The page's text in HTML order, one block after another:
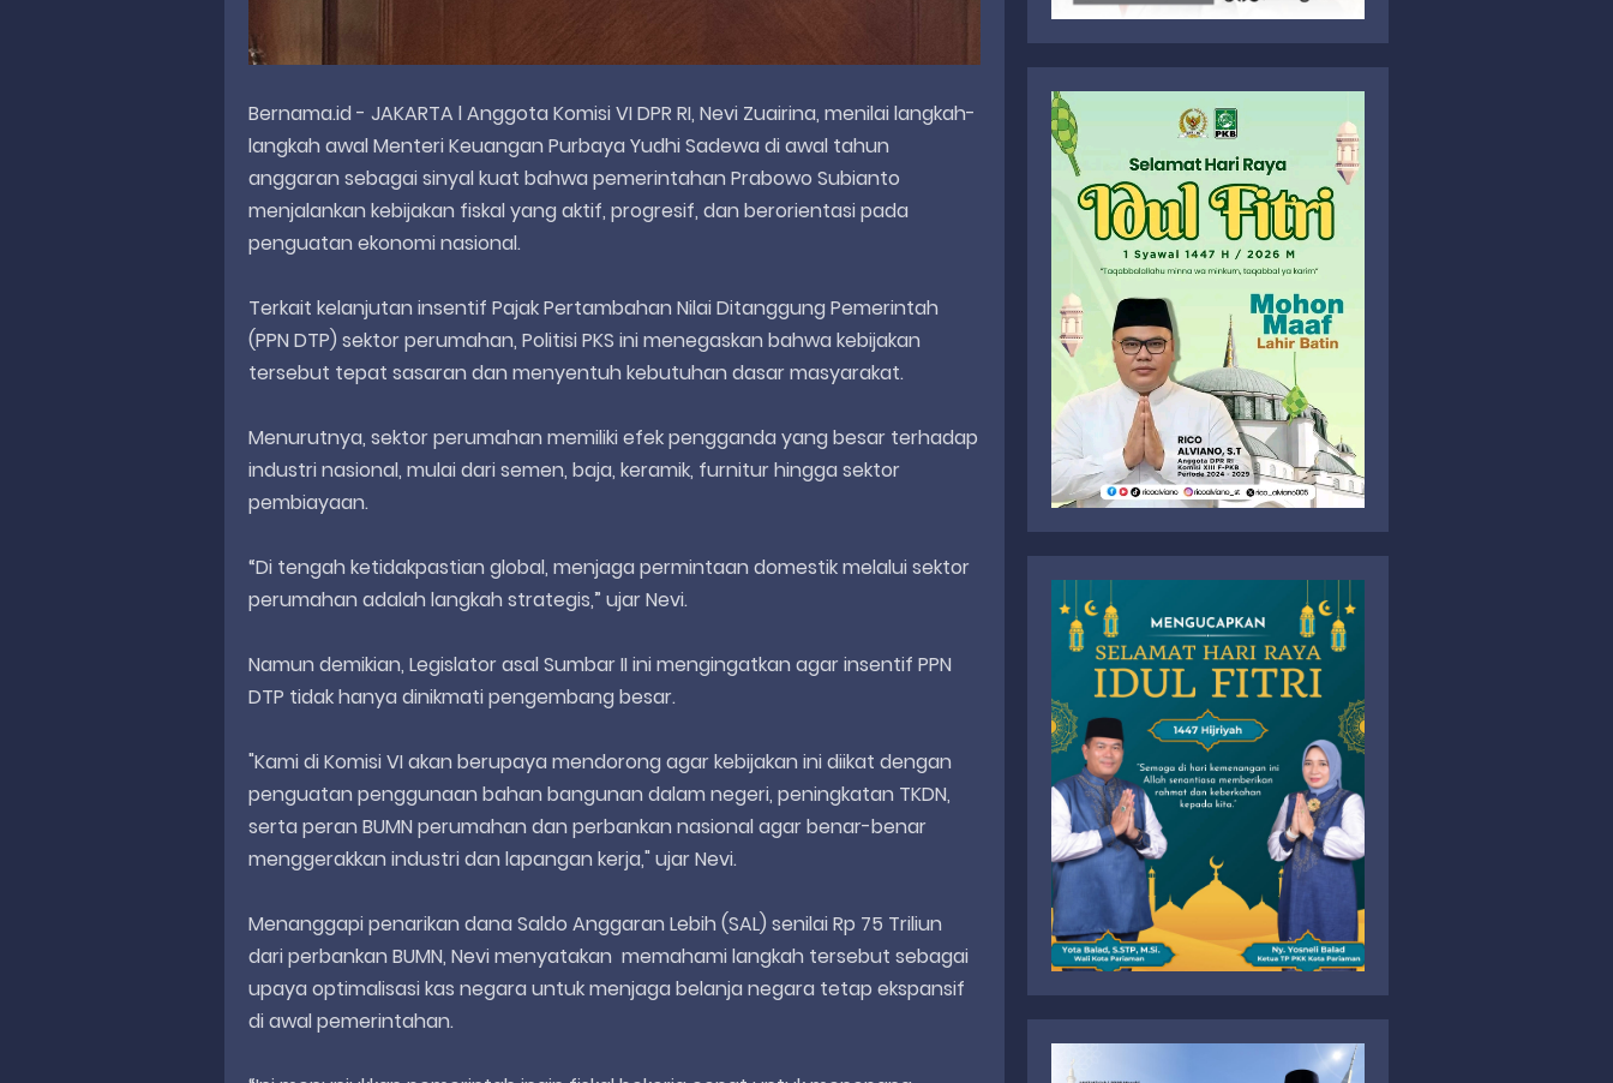
Bernama.id - JAKARTA l Anggota Komisi VI DPR RI, Nevi Zuairina, menilai langkah-
langkah awal Menteri Keuangan Purbaya Yudhi Sadewa di awal tahun
anggaran sebagai sinyal kuat bahwa pemerintahan Prabowo Subianto
menjalankan kebijakan fiskal yang aktif, progresif, dan berorientasi pada
penguatan ekonomi nasional.
Terkait kelanjutan insentif Pajak Pertambahan Nilai Ditanggung Pemerintah
(PPN DTP) sektor perumahan, Politisi PKS ini menegaskan bahwa kebijakan
tersebut tepat sasaran dan menyentuh kebutuhan dasar masyarakat.
Menurutnya, sektor perumahan memiliki efek pengganda yang besar terhadap
industri nasional, mulai dari semen, baja, keramik, furnitur hingga sektor
pembiayaan.
“Di tengah ketidakpastian global, menjaga permintaan domestik melalui sektor
perumahan adalah langkah strategis,” ujar Nevi.
Namun demikian, Legislator asal Sumbar II ini mengingatkan agar insentif PPN
DTP tidak hanya dinikmati pengembang besar.
"Kami di Komisi VI akan berupaya mendorong agar kebijakan ini diikat dengan
penguatan penggunaan bahan bangunan dalam negeri, peningkatan TKDN,
serta peran BUMN perumahan dan perbankan nasional agar benar-benar
menggerakkan industri dan lapangan kerja," ujar Nevi.
Menanggapi penarikan dana Saldo Anggaran Lebih (SAL) senilai Rp 75 Triliun
dari perbankan BUMN, Nevi menyatakan memahami langkah tersebut sebagai
upaya optimalisasi kas negara untuk menjaga belanja negara tetap ekspansif
di awal pemerintahan.